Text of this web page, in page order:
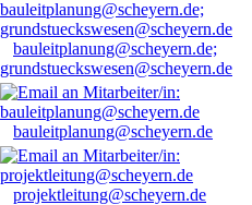
bauleitplanung@scheyern.de;
grundstueckswesen@scheyern.de
bauleitplanung@scheyern.de
projektleitung@scheyern.de